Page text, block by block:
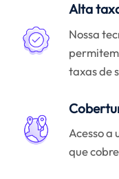
Alta
Nossa
taxas de
Acesso a
que